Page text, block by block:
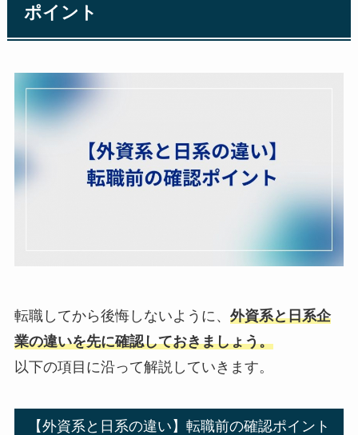
ポイント
転職してから後悔しないように、 外資系と日系企
業の違いを先に確認しておきましょう。
以下の項目に沿って解説していきます。
【外資系と日系の違い】転職前の確認ポイント